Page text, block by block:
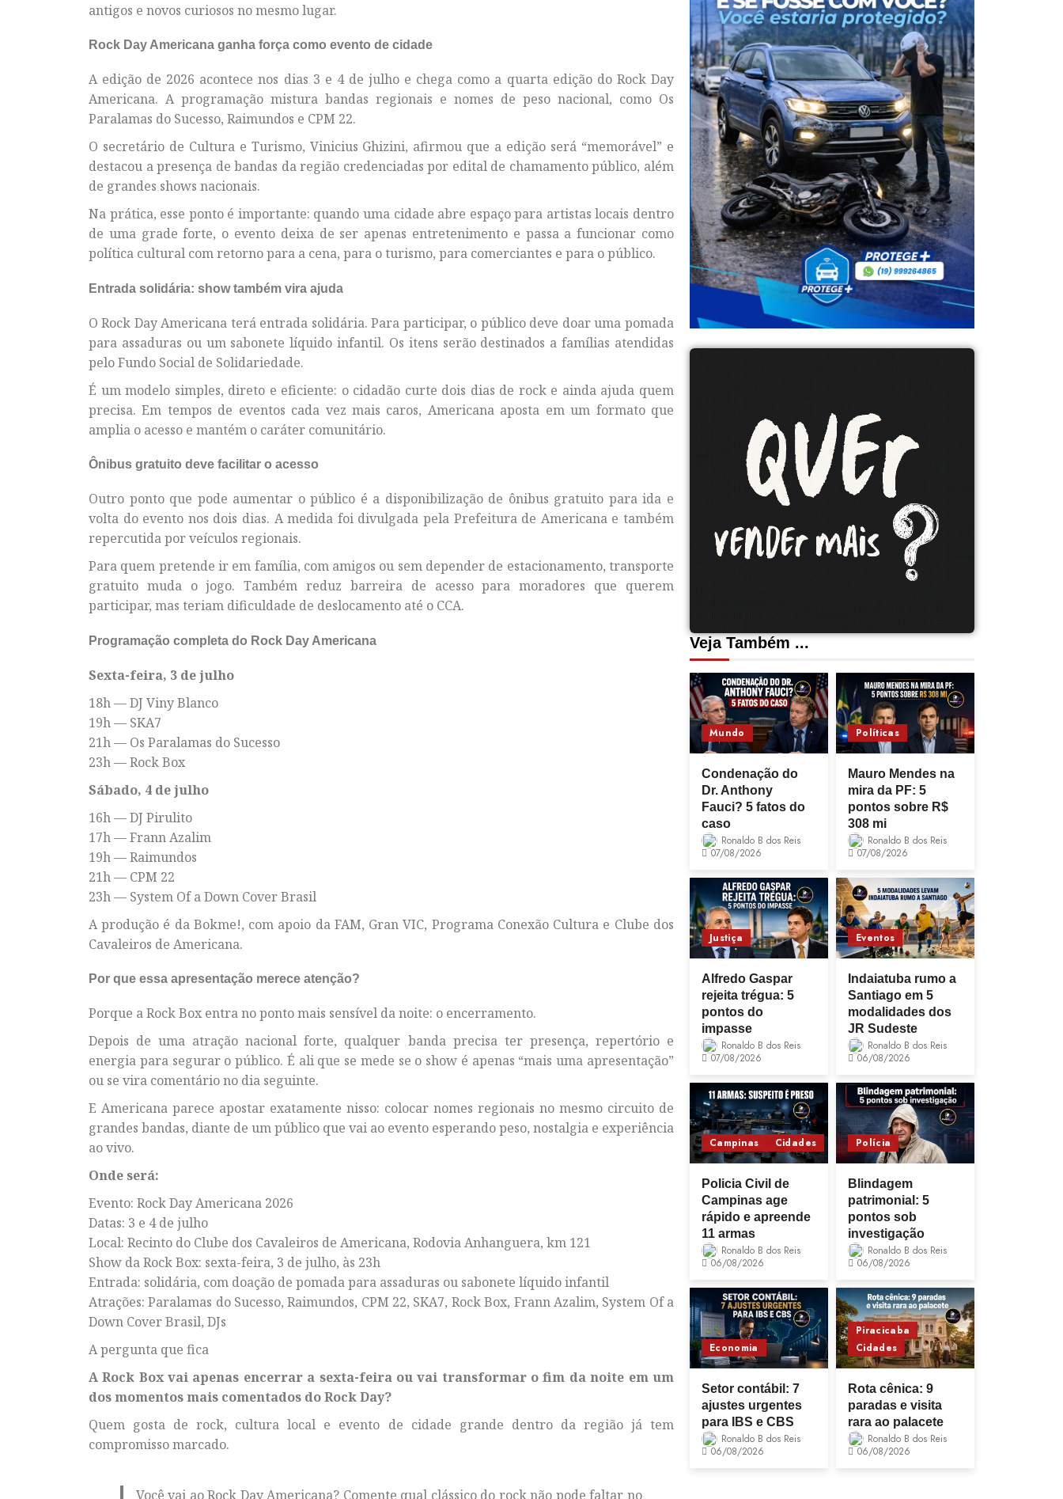
antigos e novos curiosos no mesmo lugar.
Rock Day Americana ganha força como evento de cidade
A edição de 2026 acontece nos dias 3 e 4 de julho e chega como a quarta edição do Rock Day
Americana. A programação mistura bandas regionais e nomes de peso nacional, como Os
Paralamas do Sucesso, Raimundos e CPM 22.
O secretário de Cultura e Turismo, Vinicius Ghizini, afirmou que a edição será “memorável” e
destacou a presença de bandas da região credenciadas por edital de chamamento público, além
de grandes shows nacionais.
Na prática, esse ponto é importante: quando uma cidade abre espaço para artistas locais dentro
de uma grade forte, o evento deixa de ser apenas entretenimento e passa a funcionar como
política cultural com retorno para a cena, para o turismo, para comerciantes e para o público.
Entrada solidária: show também vira ajuda
O Rock Day Americana terá entrada solidária. Para participar, o público deve doar uma pomada
para assaduras ou um sabonete líquido infantil. Os itens serão destinados a famílias atendidas
pelo Fundo Social de Solidariedade.
É um modelo simples, direto e eficiente: o cidadão curte dois dias de rock e ainda ajuda quem
precisa. Em tempos de eventos cada vez mais caros, Americana aposta em um formato que
amplia o acesso e mantém o caráter comunitário.
Ônibus gratuito deve facilitar o acesso
Outro ponto que pode aumentar o público é a disponibilização de ônibus gratuito para ida e
volta do evento nos dois dias. A medida foi divulgada pela Prefeitura de Americana e também
repercutida por veículos regionais.
Para quem pretende ir em família, com amigos ou sem depender de estacionamento, transporte
gratuito muda o jogo. Também reduz barreira de acesso para moradores que querem
participar, mas teriam dificuldade de deslocamento até o CCA.
Programação completa do Rock Day Americana
Sexta-feira, 3 de julho
18h — DJ Viny Blanco
19h — SKA7
21h — Os Paralamas do Sucesso
23h — Rock Box
Sábado, 4 de julho
16h — DJ Pirulito
17h — Frann Azalim
19h — Raimundos
21h — CPM 22
23h — System Of a Down Cover Brasil
A produção é da Bokme!, com apoio da FAM, Gran VIC, Programa Conexão Cultura e Clube dos
Cavaleiros de Americana.
Por que essa apresentação merece atenção?
Porque a Rock Box entra no ponto mais sensível da noite: o encerramento.
Depois de uma atração nacional forte, qualquer banda precisa ter presença, repertório e
energia para segurar o público. É ali que se mede se o show é apenas “mais uma apresentação”
ou se vira comentário no dia seguinte.
E Americana parece apostar exatamente nisso: colocar nomes regionais no mesmo circuito de
grandes bandas, diante de um público que vai ao evento esperando peso, nostalgia e experiência
ao vivo.
Onde será:
Evento: Rock Day Americana 2026
Datas: 3 e 4 de julho
Local: Recinto do Clube dos Cavaleiros de Americana, Rodovia Anhanguera, km 121
Show da Rock Box: sexta-feira, 3 de julho, às 23h
Entrada: solidária, com doação de pomada para assaduras ou sabonete líquido infantil
Atrações: Paralamas do Sucesso, Raimundos, CPM 22, SKA7, Rock Box, Frann Azalim, System Of a
Down Cover Brasil, DJs
A pergunta que fica
A Rock Box vai apenas encerrar a sexta-feira ou vai transformar o fim da noite em um
dos momentos mais comentados do Rock Day?
Quem gosta de rock, cultura local e evento de cidade grande dentro da região já tem
compromisso marcado.
Você vai ao Rock Day Americana? Comente qual clássico do rock não pode faltar no
Veja Também ...
Mundo
Condenação do
Dr. Anthony
Fauci? 5 fatos do
caso
Ronaldo B dos Reis
07/08/2026
Políticas
Mauro Mendes na
mira da PF: 5
pontos sobre R$
308 mi
Ronaldo B dos Reis
07/08/2026
Justiça
Alfredo Gaspar
rejeita trégua: 5
pontos do
impasse
Ronaldo B dos Reis
07/08/2026
Eventos
Indaiatuba rumo a
Santiago em 5
modalidades dos
JR Sudeste
Ronaldo B dos Reis
06/08/2026
Campinas Cidades
Policia Civil de
Campinas age
rápido e apreende
11 armas
Ronaldo B dos Reis
06/08/2026
Polícia
Blindagem
patrimonial: 5
pontos sob
investigação
Ronaldo B dos Reis
06/08/2026
Economia
Setor contábil: 7
ajustes urgentes
para IBS e CBS
Ronaldo B dos Reis
06/08/2026
Piracicaba
Cidades
Rota cênica: 9
paradas e visita
rara ao palacete
Ronaldo B dos Reis
06/08/2026